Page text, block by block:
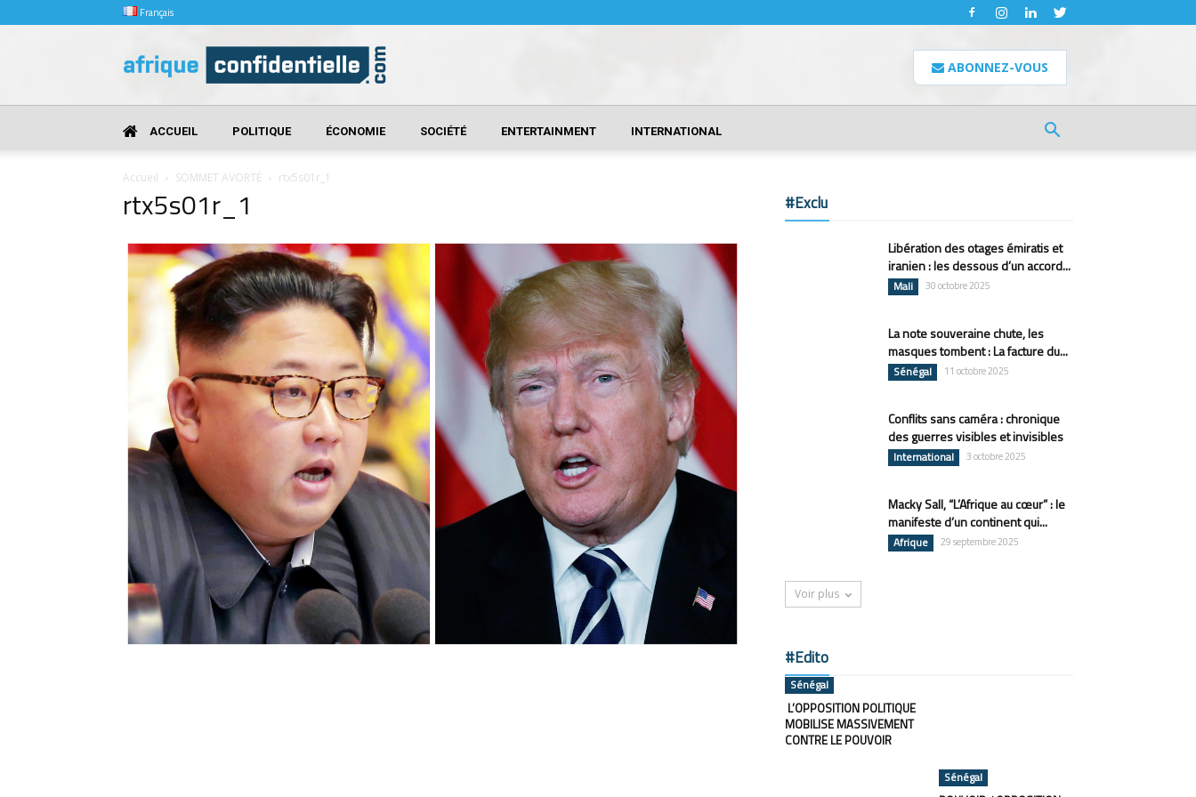
Français
Confidentielle
ABONNEZ-VOUS
ACCUEIL POLITIQUE ÉCONOMIE SOCIÉTÉ ENTERTAINMENT INTERNATIONAL
Accueil SOMMET AVORTÉ rtx5s01r_1
rtx5s01r_1 #Exclu
Libération des otages émiratis et
iranien : les dessous d’un accord...
Mali 30 octobre 2025
La note souveraine chute, les
masques tombent : La facture du...
Sénégal 11 octobre 2025
Conflits sans caméra : chronique
des guerres visibles et invisibles
International 3 octobre 2025
Macky Sall, “L’Afrique au cœur” : le
manifeste d’un continent qui...
Afrique 29 septembre 2025
Voir plus
#Edito
Sénégal
L’OPPOSITION POLITIQUE
MOBILISE MASSIVEMENT
CONTRE LE POUVOIR
Sénégal